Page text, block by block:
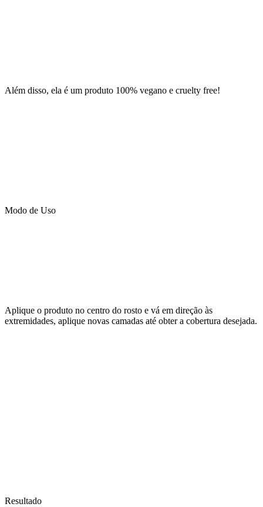
Além disso, ela é um produto 100% vegano e cruelty free!
Modo de Uso
Aplique o produto no centro do rosto e vá em direção às
extremidades, aplique novas camadas até obter a cobertura desejada.
Resultado